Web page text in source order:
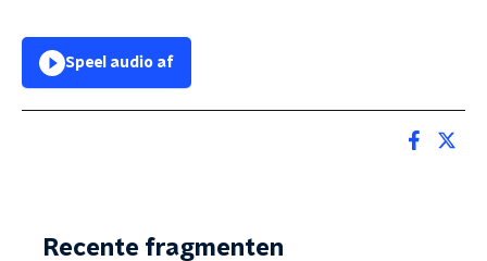
Speel audio af
Recente fragmenten